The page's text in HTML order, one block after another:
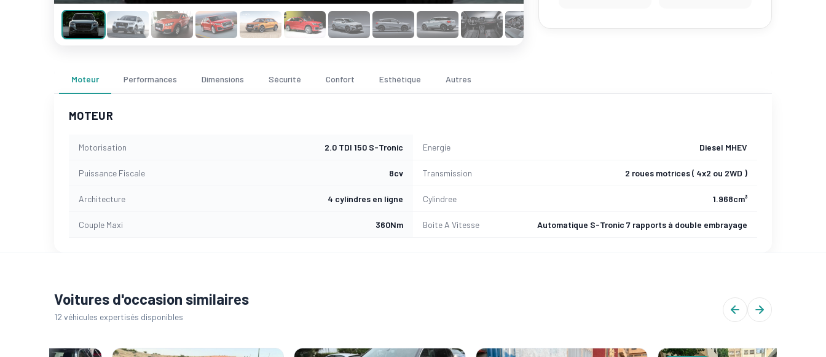
Moteur Performances Dimensions Sécurité Confort Esthétique Autres
MOTEUR
Motorisation 2.0 TDI 150 S-Tronic Energie Diesel MHEV
Puissance Fiscale 8cv Transmission 2 roues motrices ( 4x2 ou 2WD )
Architecture 4 cylindres en ligne Cylindree 1.968cm³
Couple Maxi 360Nm Boite A Vitesse Automatique S-Tronic 7 rapports à double embrayage
Voitures d'occasion similaires
12 véhicules expertisés disponibles